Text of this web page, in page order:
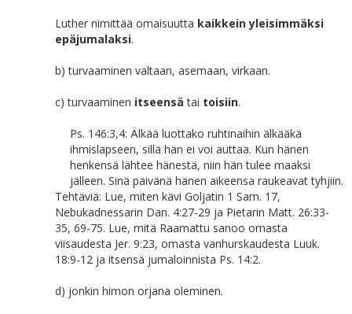
Luther nimittää omaisuutta kaikkein yleisimmäksi
epäjumalaksi.
b) turvaaminen valtaan, asemaan, virkaan.
c) turvaaminen itseensä tai toisiin.
Ps. 146:3,4: Älkää luottako ruhtinaihin älkääkä
ihmislapseen, sillä hän ei voi auttaa. Kun hänen
henkensä lähtee hänestä, niin hän tulee maaksi
jälleen. Sinä päivänä hänen aikeensa raukeavat tyhjiin.
Tehtäviä: Lue, miten kävi Goljatin 1 Sam. 17,
Nebukadnessarin Dan. 4:27-29 ja Pietarin Matt. 26:33-
35, 69-75. Lue, mitä Raamattu sanoo omasta
viisaudesta Jer. 9:23, omasta vanhurskaudesta Luuk.
18:9-12 ja itsensä jumaloinnista Ps. 14:2.
d) jonkin himon orjana oleminen.